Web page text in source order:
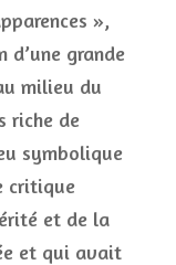
»,
d’une grande
milieu du
riche de
symbolique
critique
et de la
et qui avait